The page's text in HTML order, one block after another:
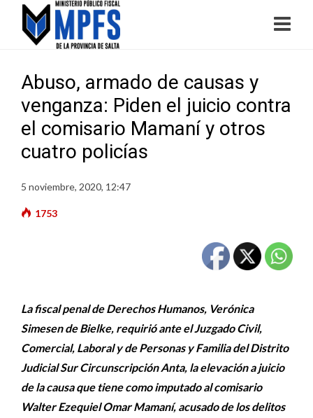
Abuso, armado de causas y
venganza: Piden el juicio contra
el comisario Mamaní y otros
cuatro policías
5 noviembre, 2020, 12:47
1753
La fiscal penal de Derechos Humanos, Verónica
Simesen de Bielke, requirió ante el Juzgado Civil,
Comercial, Laboral y de Personas y Familia del Distrito
Judicial Sur Circunscripción Anta, la elevación a juicio
de la causa que tiene como imputado al comisario
Walter Ezequiel Omar Mamaní, acusado de los delitos